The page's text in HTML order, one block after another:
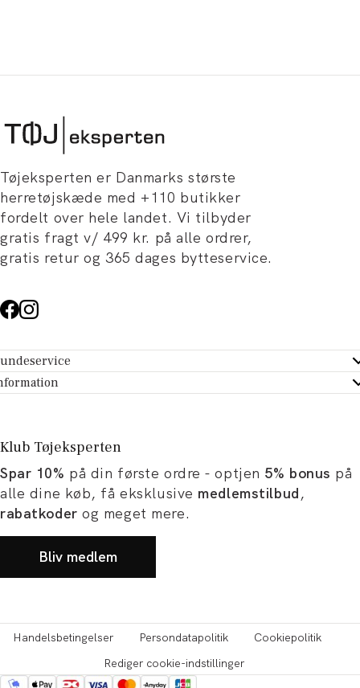
Tøjeksperten er Danmarks største
herretøjskæde med +110 butikker
fordelt over hele landet. Vi tilbyder
gratis fragt v/ 499 kr. på alle ordrer,
gratis retur og 365 dages bytteservice.
- Hjælpecenter
dit køb
Tøjeksperten
og artikler
og karriere
Klub Tøjeksperten
Spar 10% på din første ordre - optjen 5% bonus på
alle dine køb, få eksklusive medlemstilbud,
rabatkoder og meget mere.
Bliv medlem
Handelsbetingelser Persondatapolitik
Cookiepolitik
Rediger cookie-indstillinger